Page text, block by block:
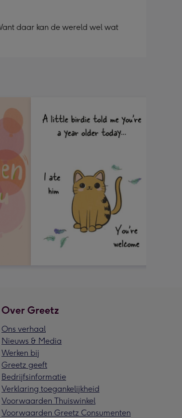
daar kan de wereld wel wat
Over Greetz
Ons verhaal
Nieuws & Media
Werken bij
Greetz geeft
Bedrijfsinformatie
Verklaring toegankelijkheid
Voorwaarden Thuiswinkel
Voorwaarden Greetz Consumenten